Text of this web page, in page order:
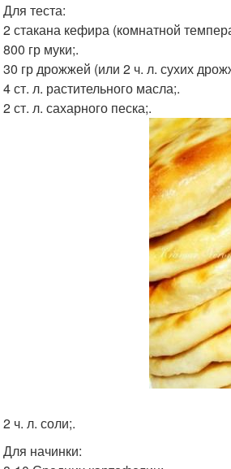
Для теста:
2 стакана кефира (комнатной
800 гр муки;.
30 гр дрожжей (или 2 ч. л. сухих
4 ст. л. растительного масла;.
2 ст. л. сахарного песка;.
2 ч. л. соли;.
Для начинки: